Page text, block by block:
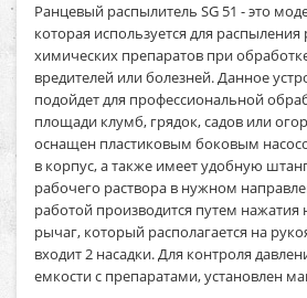
Ранцевый распылитель SG 51 - это
которая используется для
химических препаратов при
вредителей или болезней. Данное
подойдет для профессиональной
площади клумб, грядок, садов или
оснащен пластиковым боковым
в корпус, а также имеет удобную
рабочего раствора в нужном
работой производится путем
рычаг, который располагается на
входит 2 насадки. Для контроля
емкости с препаратами, установлен